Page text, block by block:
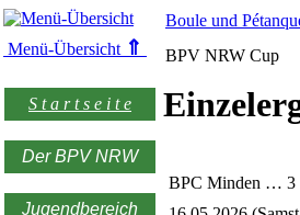
Menü-Übersicht ⇑
S t a r t s e i t e
Der BPV NRW
Jugendbereich
Boule und
BPV NRW Cup
BPC Minden … 3